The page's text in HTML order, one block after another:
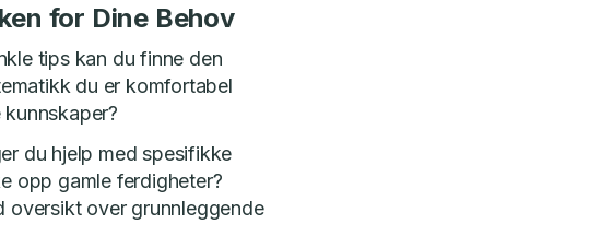
for Dine Behov
tips kan du finne den
du er komfortabel
du hjelp med spesifikke
opp gamle ferdigheter?
oversikt over grunnleggende